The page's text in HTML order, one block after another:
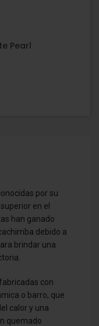
Pearl
por su
en el
han ganado
debido a
brindar una
con
o barro, que
calor y una
quemado